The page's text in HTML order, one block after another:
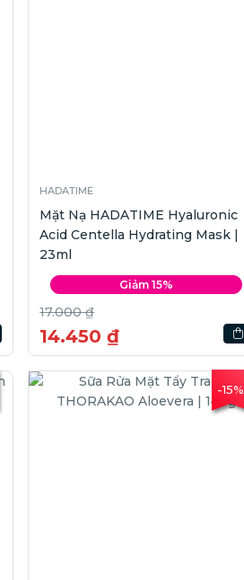
HADATIME
Mặt Nạ HADATIME Hyaluronic
Acid Centella Hydrating Mask |
23ml
Giảm 15%
17.000 ₫
14.450 ₫
-15%